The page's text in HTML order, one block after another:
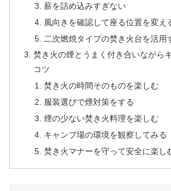
薪を詰め込みすぎない
風向きを確認して座る位置を変え
二次燃焼タイプの焚き火台を活用
焚き火の煙とうまく付き合いながら
コツ
焚き火の時間そのものを楽しむ
服装選びで煙対策をする
煙の少ない焚き火料理を楽しむ
キャンプ場の環境を観察してみる
焚き火マナーを守って安全に楽し